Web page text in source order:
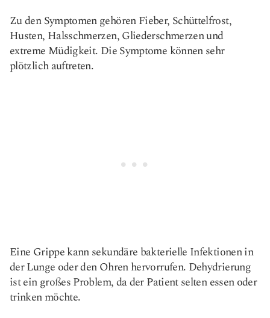
Zu den Symptomen gehören Fieber, Schüttelfrost,
Husten, Halsschmerzen, Gliederschmerzen und
extreme Müdigkeit. Die Symptome können sehr
plötzlich auftreten.
Eine Grippe kann sekundäre bakterielle Infektionen in
der Lunge oder den Ohren hervorrufen. Dehydrierung
ist ein großes Problem, da der Patient selten essen oder
trinken möchte.